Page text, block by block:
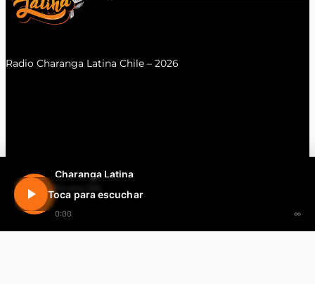
Charanga Latina
En vivo 24h
0:00 ∞
Toca para escuchar
Radio Charanga Latina Chile – 2026